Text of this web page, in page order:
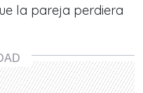
la pareja perdiera